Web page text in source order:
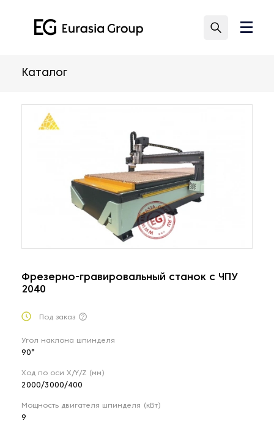
Каталог
Фрезерно-гравировальный станок с ЧПУ
2040
Под заказ
Угол наклона шпинделя
90°
Ход по оси X/Y/Z (мм)
2000/3000/400
Мощность двигателя шпинделя (кВт)
9